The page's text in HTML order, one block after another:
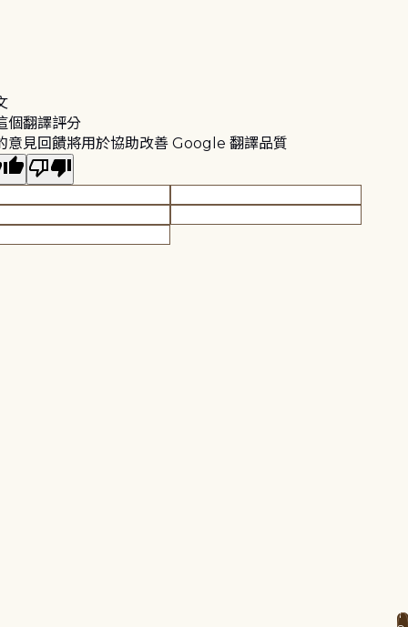
個翻譯評分
意見回饋將用於協助改善 Google 翻譯品質